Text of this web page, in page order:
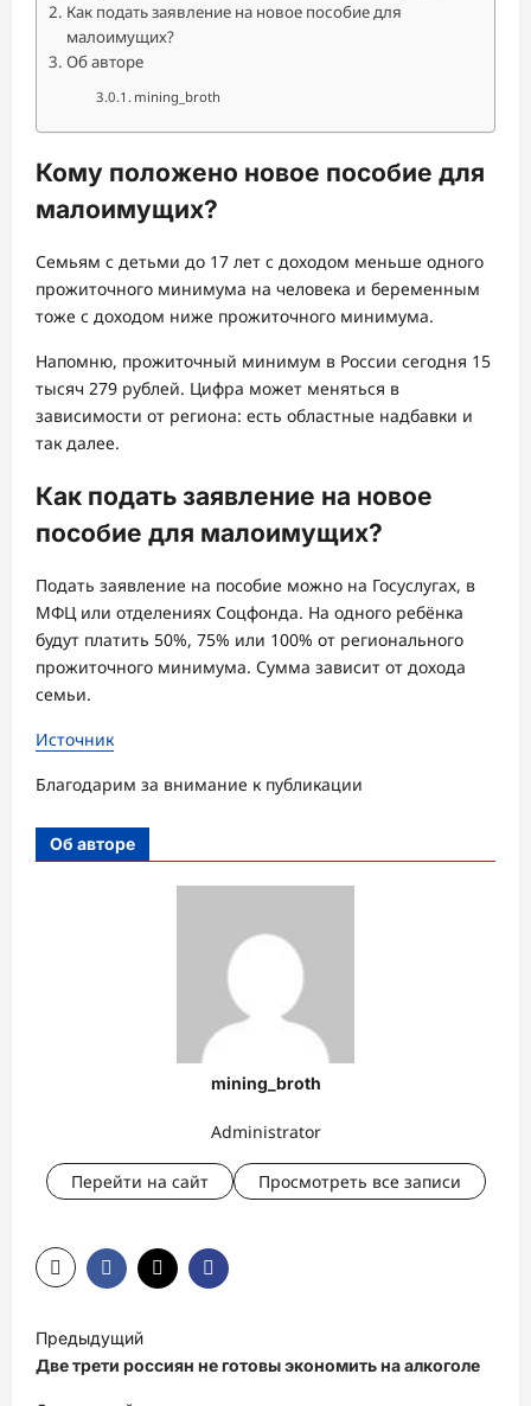
Как подать заявление на новое пособие для
малоимущих?
Об авторе
mining_broth
Кому положено новое пособие для
малоимущих?
Семьям с детьми до 17 лет с доходом меньше одного
прожиточного минимума на человека и беременным
тоже с доходом ниже прожиточного минимума.
Напомню, прожиточный минимум в России сегодня 15
тысяч 279 рублей. Цифра может меняться в
зависимости от региона: есть областные надбавки и
так далее.
Как подать заявление на новое
пособие для малоимущих?
Подать заявление на пособие можно на Госуслугах, в
МФЦ или отделениях Соцфонда. На одного ребёнка
будут платить 50%, 75% или 100% от регионального
прожиточного минимума. Сумма зависит от дохода
семьи.
Источник
Благодарим за внимание к публикации
Об авторе
mining_broth
Administrator
Перейти на сайт Просмотреть все записи
а
в
Предыдущий
Две трети россиян не готовы экономить на алкоголе